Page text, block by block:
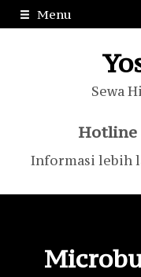
Menu
Sewa
Hotline
Informasi lebih